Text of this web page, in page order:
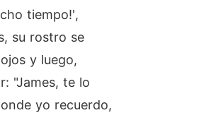
tiempo!',
su rostro se
y luego,
"James, te lo
yo recuerdo,